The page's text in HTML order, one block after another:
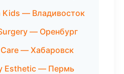
— Владивосток
— Оренбург
— Хабаровск
Esthetic — Пермь